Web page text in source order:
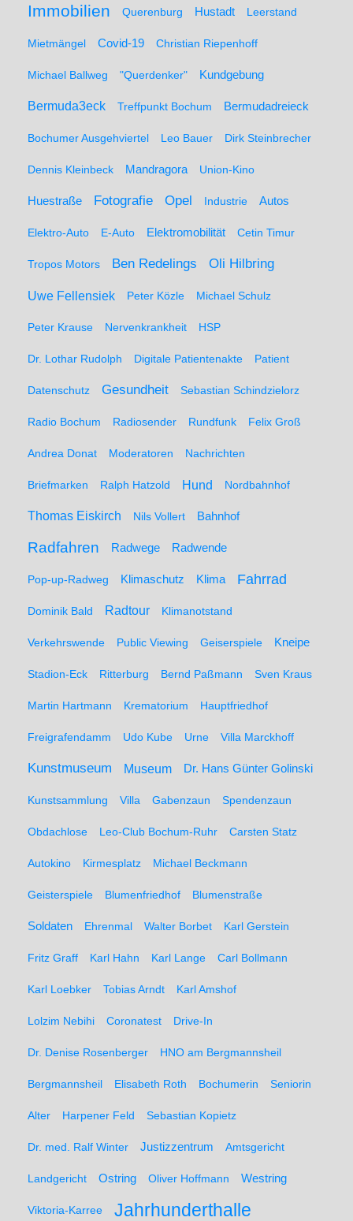
Immobilien Querenburg Hustadt Leerstand
Mietmängel Covid-19 Christian Riepenhoff
Michael Ballweg "Querdenker" Kundgebung
Bermuda3eck Treffpunkt Bochum Bermudadreieck
Bochumer Ausgehviertel Leo Bauer Dirk Steinbrecher
Dennis Kleinbeck Mandragora Union-Kino
Huestraße Fotografie Opel Industrie Autos
Elektro-Auto E-Auto Elektromobilität Cetin Timur
Tropos Motors Ben Redelings Oli Hilbring
Uwe Fellensiek Peter Közle Michael Schulz
Peter Krause Nervenkrankheit HSP
Dr. Lothar Rudolph Digitale Patientenakte Patient
Datenschutz Gesundheit Sebastian Schindzielorz
Radio Bochum Radiosender Rundfunk Felix Groß
Andrea Donat Moderatoren Nachrichten
Briefmarken Ralph Hatzold Hund Nordbahnhof
Thomas Eiskirch Nils Vollert Bahnhof
Radfahren Radwege Radwende
Pop-up-Radweg Klimaschutz Klima Fahrrad
Dominik Bald Radtour Klimanotstand
Verkehrswende Public Viewing Geiserspiele Kneipe
Stadion-Eck Ritterburg Bernd Paßmann Sven Kraus
Martin Hartmann Krematorium Hauptfriedhof
Freigrafendamm Udo Kube Urne Villa Marckhoff
Kunstmuseum Museum Dr. Hans Günter Golinski
Kunstsammlung Villa Gabenzaun Spendenzaun
Obdachlose Leo-Club Bochum-Ruhr Carsten Statz
Autokino Kirmesplatz Michael Beckmann
Geisterspiele Blumenfriedhof Blumenstraße
Soldaten Ehrenmal Walter Borbet Karl Gerstein
Fritz Graff Karl Hahn Karl Lange Carl Bollmann
Karl Loebker Tobias Arndt Karl Amshof
Lolzim Nebihi Coronatest Drive-In
Dr. Denise Rosenberger HNO am Bergmannsheil
Bergmannsheil Elisabeth Roth Bochumerin Seniorin
Alter Harpener Feld Sebastian Kopietz
Dr. med. Ralf Winter Justizzentrum Amtsgericht
Landgericht Ostring Oliver Hoffmann Westring
Viktoria-Karree Jahrhunderthalle